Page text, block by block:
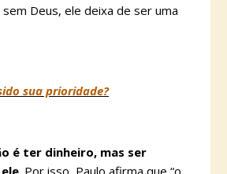
Deus, ele deixa de ser uma
sua prioridade?
é ter dinheiro, mas ser
. Por isso, Paulo afirma que “o